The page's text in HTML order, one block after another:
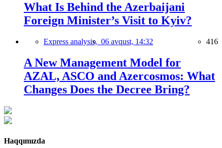
What Is Behind the Azerbaijani
Foreign Minister’s Visit to Kyiv?
Express analysis, 06 avqust, 14:32 416
A New Management Model for
AZAL, ASCO and Azercosmos: What
Changes Does the Decree Bring?
Haqqımızda